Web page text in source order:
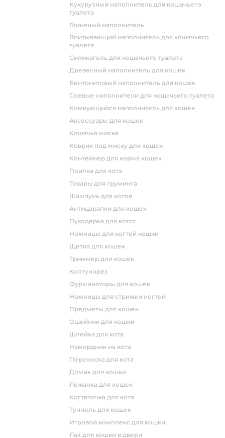
кукурузный наполнитель для кошачьего
туалета
глиняный наполнитель
впитывающий наполнитель для кошачьего
туалета
силикагель для кошачьего туалета
древесный наполнитель для кошек
бентонитовый наполнитель для кошек
соевые наполнители для кошачьего туалета
комкующийся наполнитель для кошек
аксессуары для кошек
кошачья миска
коврик под миску для кошек
контейнер для корма кошек
поилка для кота
товары для груминга
шампунь для котов
антицарапки для кошек
пуходерка для котят
ножницы для когтей кошки
щетка для кошек
триммер для кошек
колтунорез
фурминаторы для кошек
ножницы для стрижки ногтей
предметы для кошек
ошейник для кошки
шлейка для кота
намордник на кота
переноска для кота
домик для кошки
лежанка для кошек
когтеточка для кота
туннель для кошек
игровой комплекс для кошки
лаз для кошки в двери